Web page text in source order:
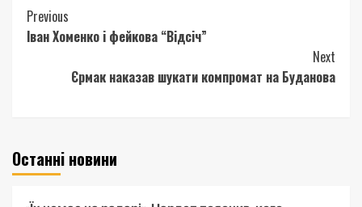
Continue
Reading
Previous
Іван Хоменко і фейкова “Відсіч”
Next
Єрмак наказав шукати компромат на Буданова
Останні новини